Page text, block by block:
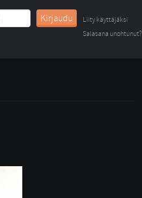
Kirjaudu
Liity käyttäjäksi
Salasana unohtunut?